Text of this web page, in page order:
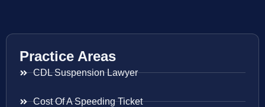
Practice Areas
CDL Suspension Lawyer
Cost Of A Speeding Ticket